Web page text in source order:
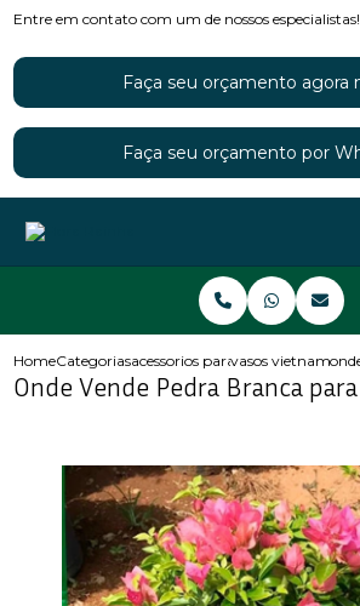
Entre em contato com um de nossos especialistas!
Faça seu orçamento agora
Faça seu orçamento por
HomeCategoriasacessorios para jardinsvasos vietnamitas
Onde Vende Pedra Branca